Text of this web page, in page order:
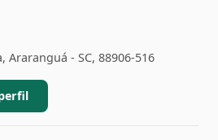
Araranguá - SC, 88906-516